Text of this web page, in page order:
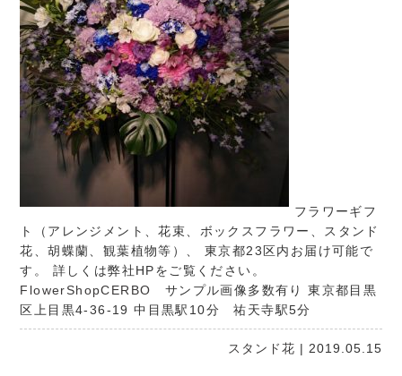
フラワーギフ
ト（アレンジメント、花束、ボックスフラワー、スタンド
花、胡蝶蘭、観葉植物等）、 東京都23区内お届け可能で
す。 詳しくは弊社HPをご覧ください。
FlowerShopCERBO サンプル画像多数有り 東京都目黒
区上目黒4-36-19 中目黒駅10分 祐天寺駅5分
スタンド花 | 2019.05.15